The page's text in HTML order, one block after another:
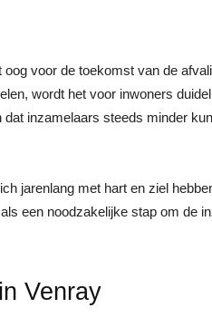
voor de toekomst van de
wordt het voor inwoners
inzamelaars steeds minder
jarenlang met hart en ziel
een noodzakelijke stap om de
Venray